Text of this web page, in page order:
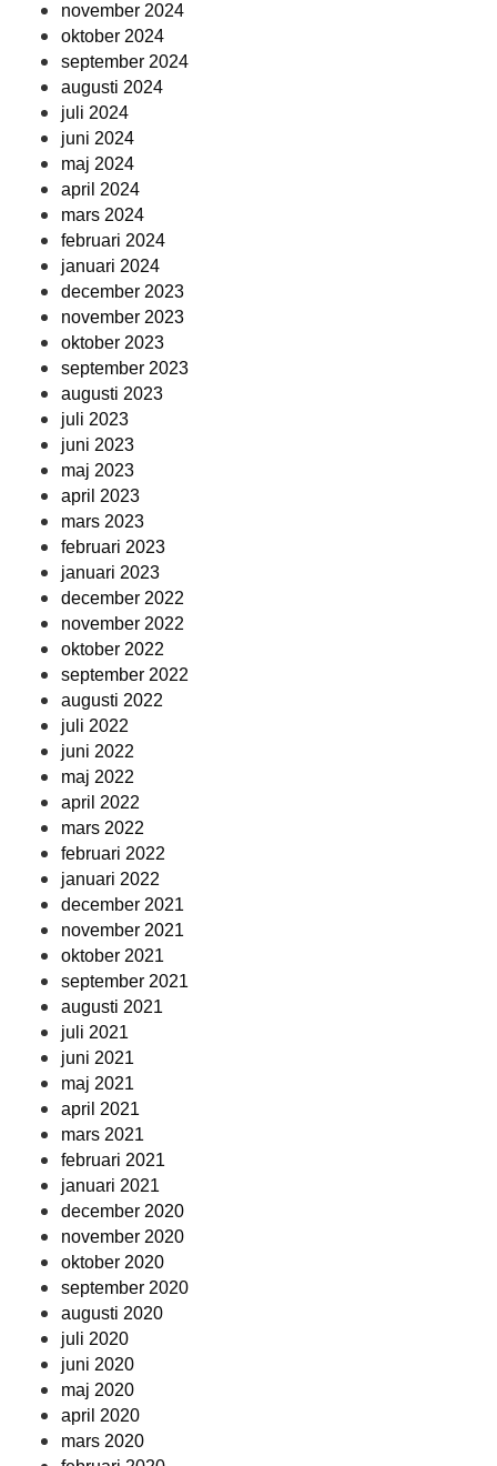
november 2024
oktober 2024
september 2024
augusti 2024
juli 2024
juni 2024
maj 2024
april 2024
mars 2024
februari 2024
januari 2024
december 2023
november 2023
oktober 2023
september 2023
augusti 2023
juli 2023
juni 2023
maj 2023
april 2023
mars 2023
februari 2023
januari 2023
december 2022
november 2022
oktober 2022
september 2022
augusti 2022
juli 2022
juni 2022
maj 2022
april 2022
mars 2022
februari 2022
januari 2022
december 2021
november 2021
oktober 2021
september 2021
augusti 2021
juli 2021
juni 2021
maj 2021
april 2021
mars 2021
februari 2021
januari 2021
december 2020
november 2020
oktober 2020
september 2020
augusti 2020
juli 2020
juni 2020
maj 2020
april 2020
mars 2020